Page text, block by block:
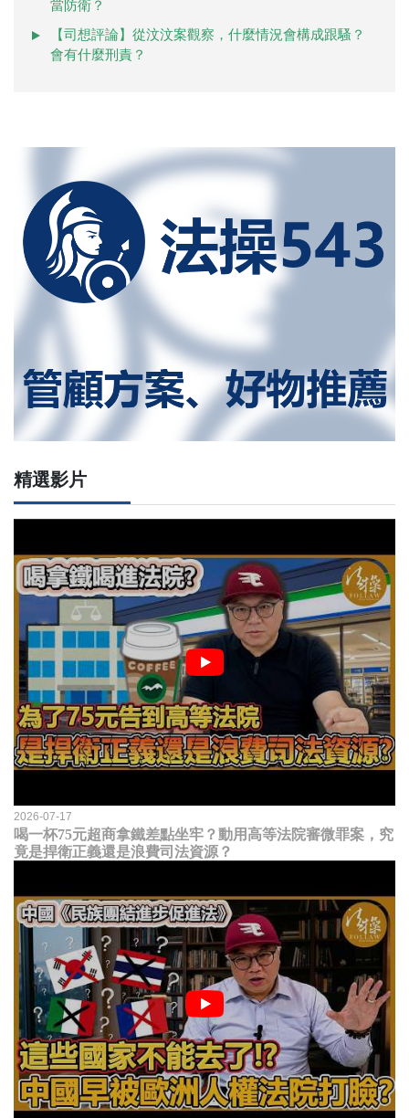
當防衛？
【司想評論】從汶汶案觀察，什麼情況會構成跟騷？
會有什麼刑責？
精選影片
2026-07-17
喝一杯75元超商拿鐵差點坐牢？動用高等法院審微罪案，究
竟是捍衛正義還是浪費司法資源？